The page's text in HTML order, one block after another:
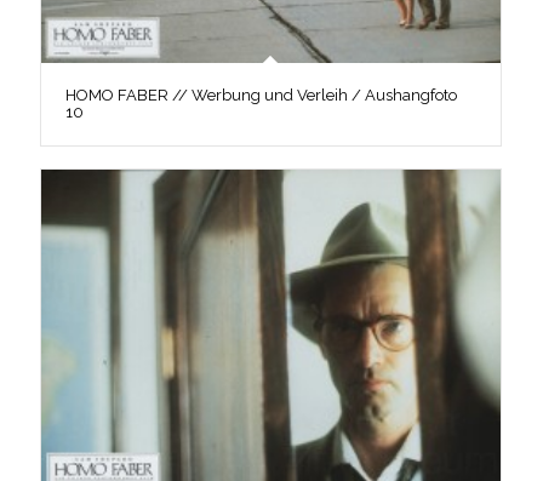
HOMO FABER // Werbung und Verleih / Aushangfoto
10